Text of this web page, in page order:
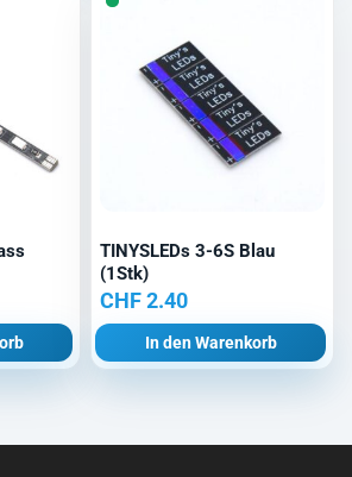
TINYSLEDs 3-6S Blau
(1Stk)
CHF2.40
In den Warenkorb